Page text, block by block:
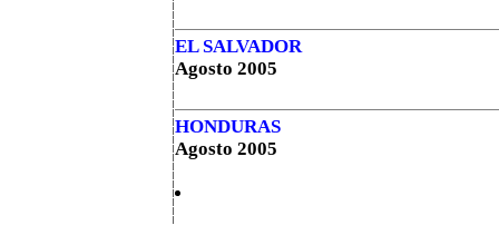
EL SALVADOR
Agosto 2005
HONDURAS
Agosto 2005